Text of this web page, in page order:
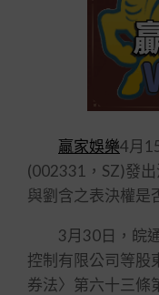
贏家娛樂4月
(002331，SZ)發
與劉含之表決權是
3月30日，皖通
控制有限公司等股
券法〉第六十三條